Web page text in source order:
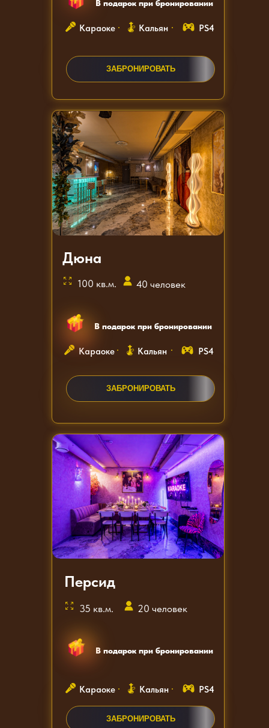
ЗАКАЗАТЬ ЗВОНОК
ЗАКАЗАТЬ ЗВОНОК
ЗАБРОНИРОВАТЬ
ЗАБРОНИРОВАТЬ
Персид
35 кв.м. 20 человек
Караоке Кальян PS4
В подарок при бронировании
Дюна
ЗАКАЗАТЬ ЗВОНОК
100 кв.м. 40 человек
Караоке Кальян PS4
В подарок при бронировании
Караоке Кальян PS4
В подарок при бронировании
ЗАБРОНИРОВАТЬ